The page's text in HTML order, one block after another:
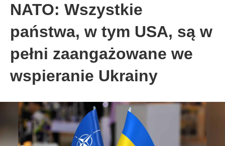
NATO: Wszystkie
państwa, w tym USA, są w
pełni zaangażowane we
wspieranie Ukrainy